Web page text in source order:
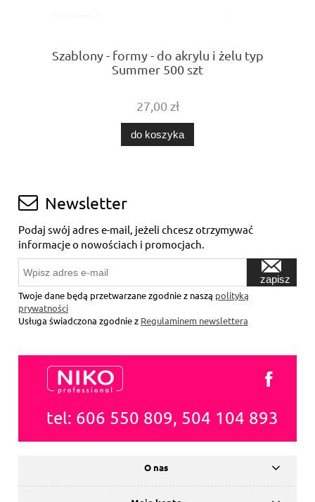
Szablony - formy - do akrylu i żelu typ
Summer 500 szt
27,00 zł
do koszyka
Newsletter
Podaj swój adres e-mail, jeżeli chcesz otrzymywać
informacje o nowościach i promocjach.
zapisz
Twoje dane będą przetwarzane zgodnie z naszą polityką
prywatności
Usługa świadczona zgodnie z Regulaminem newslettera
tel: 606 550 809, 504 104 893
O nas